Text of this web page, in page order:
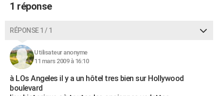
CARTE DE VOEUX
Carte de Noël
Carte Bonne année
Carte Saint-Valentin
Carte Pâques
Carte d'anniversaire
DICTIONNAIRE
Dictionnaire
Biographies
Citations
Expressions
Proverbes
PROGRAMME TV
COPAINS D'AVANT
S'inscrire
Se connecter
Lycées
Collèges
Primaires
Universités
Entreprises
Service militaire
Avis de recherche
AVIS DE DÉCÈS
1 réponse
RÉPONSE 1 / 1
Utilisateur anonyme
11 mars 2009 à 16:10
à LOs Angeles il y a un hôtel tres bien sur Hollywood
boulevard